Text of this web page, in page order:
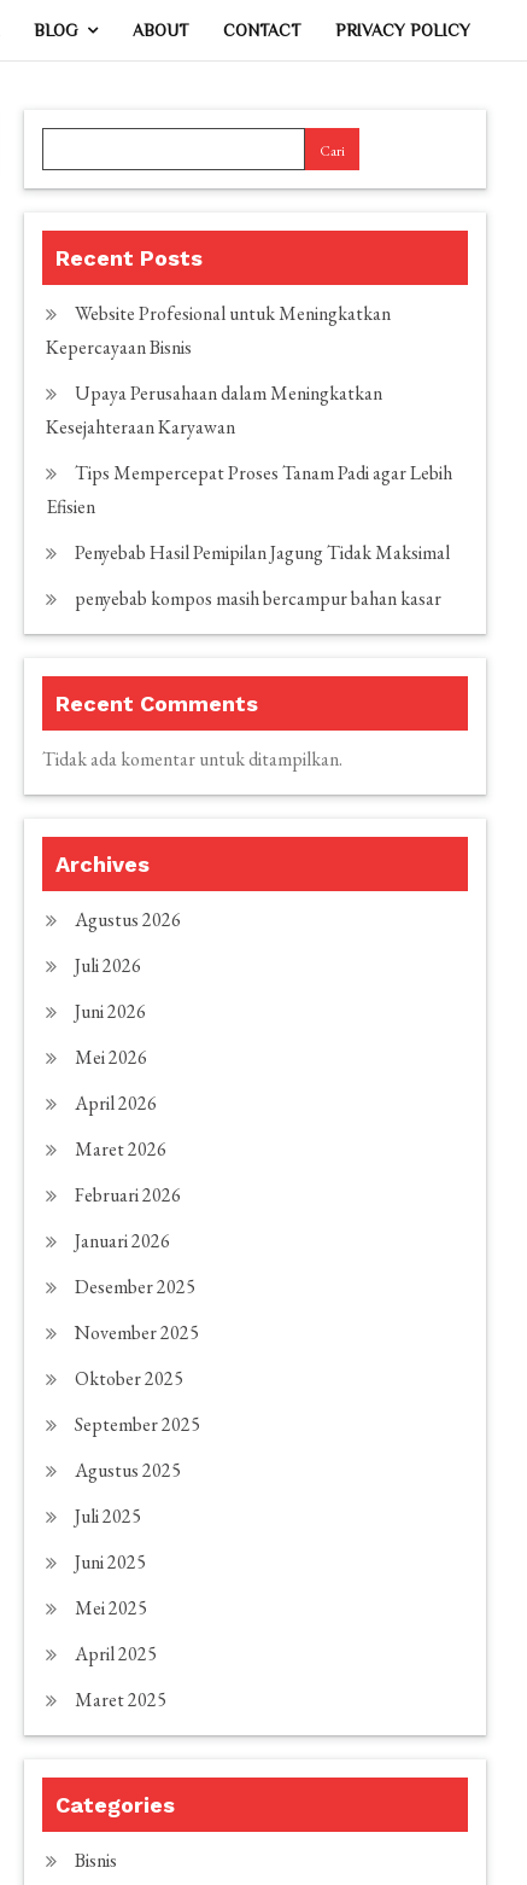
BLOG ABOUT CONTACT PRIVACY POLICY
Cari
Recent Posts
Website Profesional untuk Meningkatkan
Kepercayaan Bisnis
Upaya Perusahaan dalam Meningkatkan
Kesejahteraan Karyawan
Tips Mempercepat Proses Tanam Padi agar Lebih
Efisien
Penyebab Hasil Pemipilan Jagung Tidak Maksimal
penyebab kompos masih bercampur bahan kasar
Recent Comments
Tidak ada komentar untuk ditampilkan.
Archives
Agustus 2026
Juli 2026
Juni 2026
Mei 2026
April 2026
Maret 2026
Februari 2026
Januari 2026
Desember 2025
November 2025
Oktober 2025
September 2025
Agustus 2025
Juli 2025
Juni 2025
Mei 2025
April 2025
Maret 2025
Categories
Bisnis